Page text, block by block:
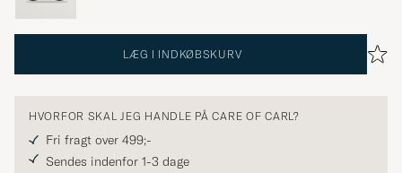
LÆG I INDKØBSKURV
HVORFOR SKAL JEG HANDLE PÅ CARE OF CARL?
Fri fragt over 499;-
Sendes indenfor 1-3 dage